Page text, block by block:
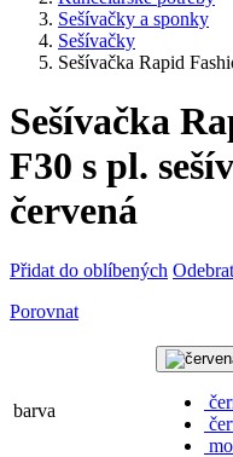
Sešívačky a sponky
Sešívačky
Sešívačka Rapid
Sešívačka
F30 s pl.
červená
Přidat do oblíbených
Porovnat
barva